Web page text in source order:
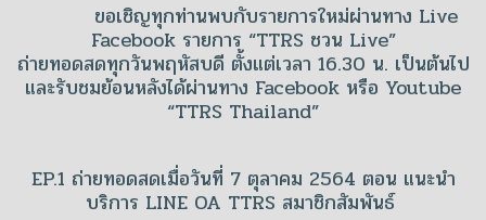
ขอเชิญทุกท่านพบกับรายการใหม่ผ่านทาง Live
Facebook รายการ “TTRS ชวน Live”
ถ่ายทอดสดทุกวันพฤหัสบดี ตั้งแต่เวลา 16.30 น. เป็นต้นไป
และรับชมย้อนหลังได้ผ่านทาง Facebook หรือ Youtube
“TTRS Thailand”
EP.1 ถ่ายทอดสดเมื่อวันที่ 7 ตุลาคม 2564 ตอน แนะนำ
บริการ LINE OA TTRS สมาชิกสัมพันธ์